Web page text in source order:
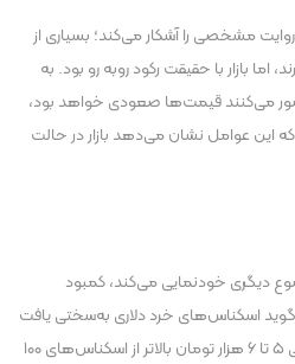
مشخصی را آشکار می‌کند؛ بسیاری از
اما بازار با حقیقت رکود روبه رو بود. به
تصور می‌کنند قیمت‌ها صعودی خواهد بود،
که این عوامل نشان می‌دهد بازار در حالت
دیگری خودنمایی می‌کند، کمبود
اسکناس‌های خرد دلاری به‌سختی یافت
می‌شود و در صورت عرضه، با قیمتی ۵ تا ۶ هزار تومان بالاتر از اسکناس‌های ۱۰۰